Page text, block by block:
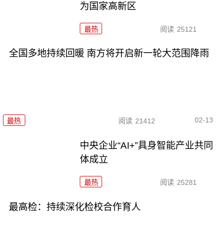
为国家高新区
最热 阅读 25121
全国多地持续回暖 南方将开启新一轮大范围降雨
最热 阅读 21412 02-13
中央企业“AI+”具身智能产业共同
体成立
最热 阅读 25281
最高检：持续深化检校合作育人